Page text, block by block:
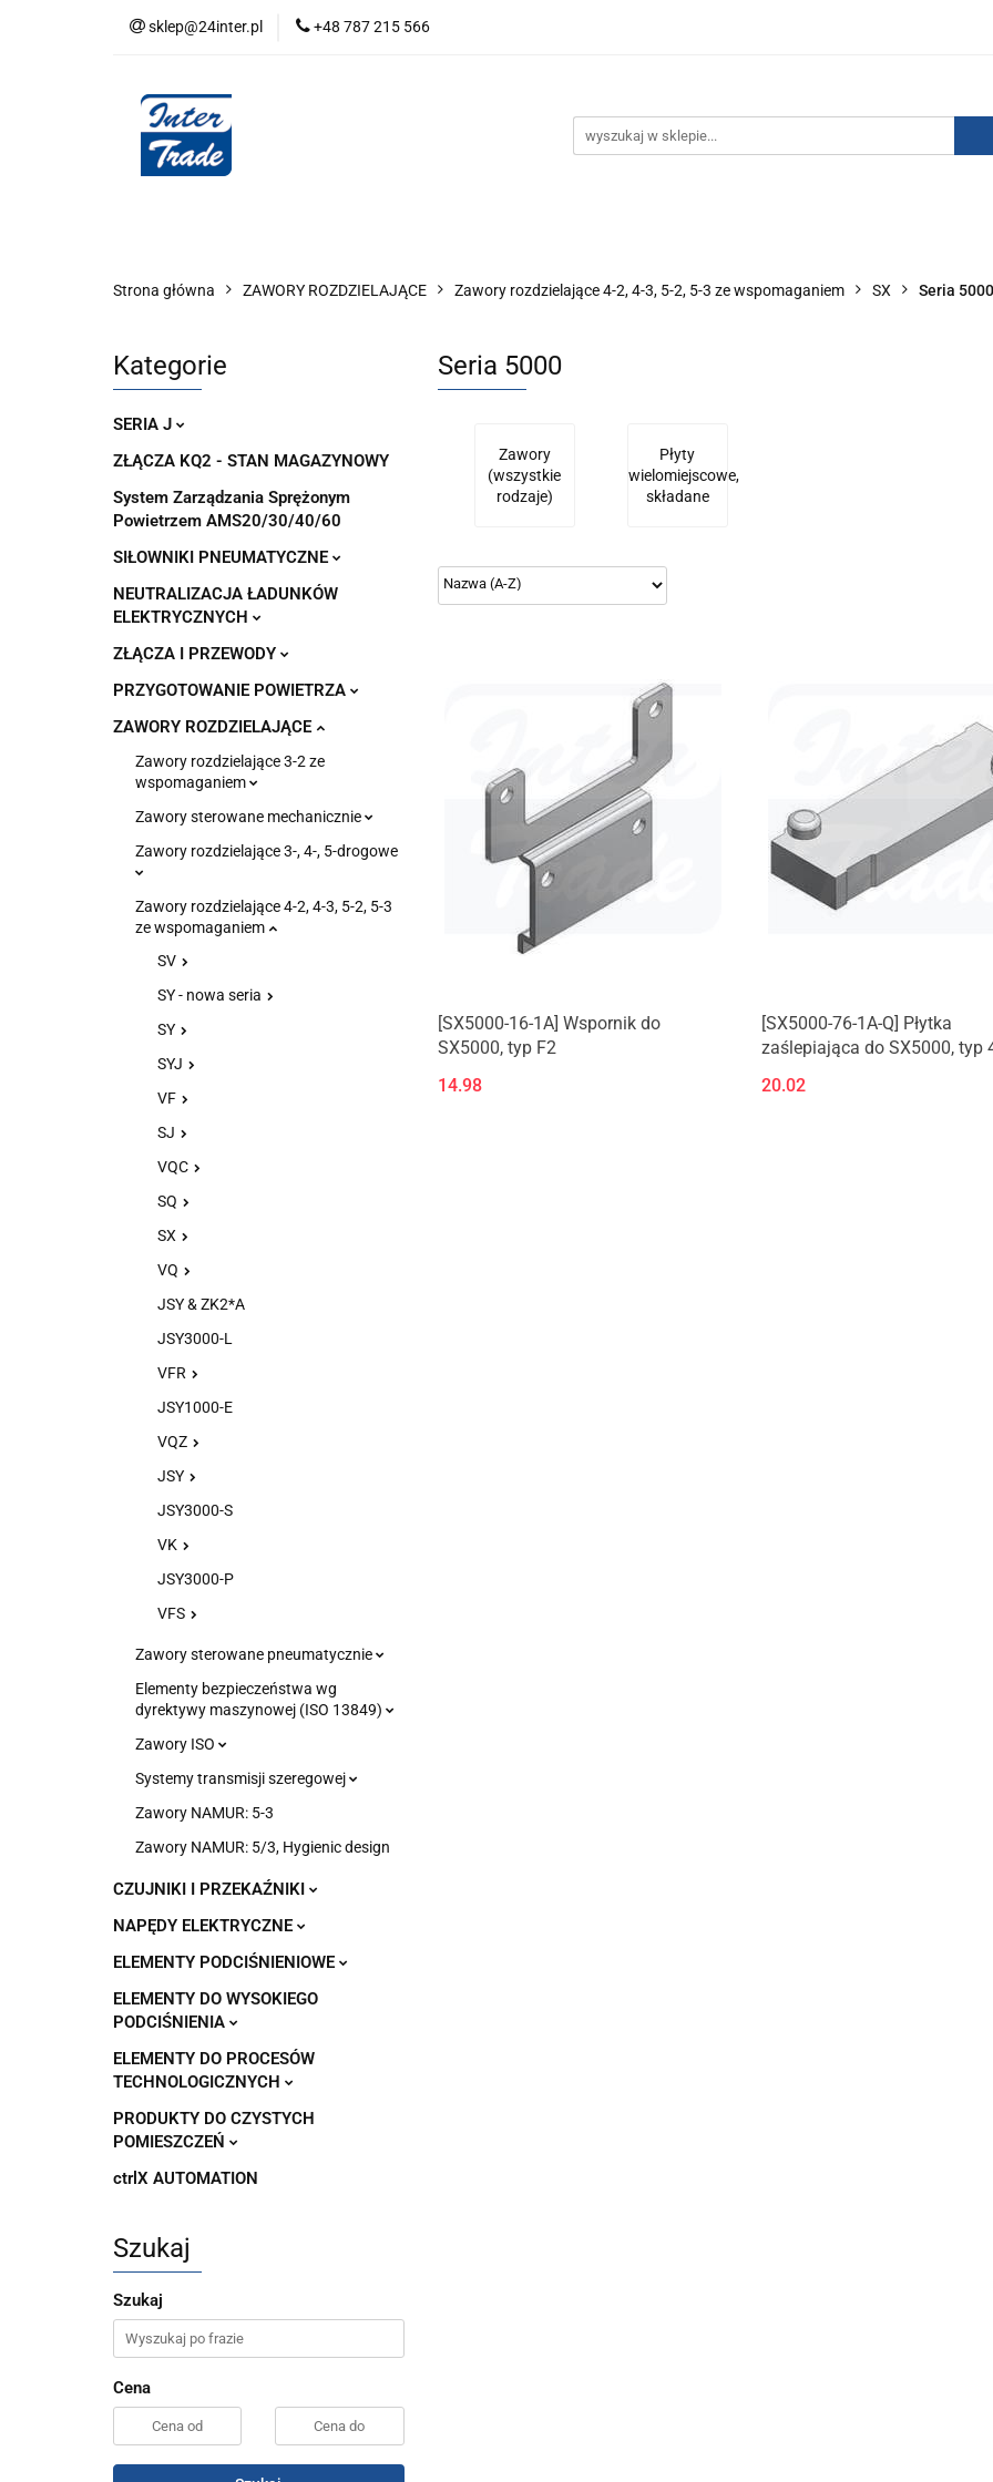
sklep@24inter.pl +48 787 215 566
AUDYT SPRĘŻONEGO POWIETRZA SERIA J AUTORYZOWANY DYSTRYBUTOR SMC
AUDYT SPRĘŻONEGO POWIETRZA SERIA J
Strona główna ZAWORY ROZDZIELAJĄCE Zawory rozdzielające 4-2, 4-3, 5-2, 5-3 ze wspomaganiem SX Seria 5000
Kategorie
SERIA J
ZŁĄCZA KQ2 - STAN MAGAZYNOWY
System Zarządzania Sprężonym
Powietrzem AMS20/30/40/60
SIŁOWNIKI PNEUMATYCZNE
NEUTRALIZACJA ŁADUNKÓW
ELEKTRYCZNYCH
ZŁĄCZA I PRZEWODY
PRZYGOTOWANIE POWIETRZA
ZAWORY ROZDZIELAJĄCE
Zawory rozdzielające 3-2 ze
wspomaganiem
Zawory sterowane mechanicznie
Zawory rozdzielające 3-, 4-, 5-drogowe
Zawory rozdzielające 4-2, 4-3, 5-2, 5-3
ze wspomaganiem
SV
SY - nowa seria
SY
SYJ
VF
SJ
VQC
SQ
SX
VQ
JSY & ZK2*A
JSY3000-L
VFR
JSY1000-E
VQZ
JSY
JSY3000-S
VK
JSY3000-P
VFS
Zawory sterowane pneumatycznie
Elementy bezpieczeństwa wg
dyrektywy maszynowej (ISO 13849)
Zawory ISO
Systemy transmisji szeregowej
Zawory NAMUR: 5-3
Zawory NAMUR: 5/3, Hygienic design
CZUJNIKI I PRZEKAŹNIKI
NAPĘDY ELEKTRYCZNE
ELEMENTY PODCIŚNIENIOWE
ELEMENTY DO WYSOKIEGO
PODCIŚNIENIA
ELEMENTY DO PROCESÓW
TECHNOLOGICZNYCH
PRODUKTY DO CZYSTYCH
POMIESZCZEŃ
ctrlX AUTOMATION
Szukaj
Szukaj
Cena
Seria 5000
Zawory
(wszystkie
rodzaje)
Płyty
wielomiejscowe,
składane
[SX5000-16-1A] Wspornik do
SX5000, typ F2
14.98
[SX5000-76-1A-Q] Płytka
zaślepiająca do SX5000, typ
20.02